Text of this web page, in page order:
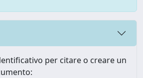
per citare o creare un